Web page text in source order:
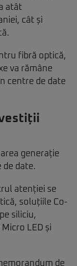
atât
cât și
fibră optică,
va rămâne
centre de date
generație
date.
atenției se
soluțiile Co-
siliciu,
LED și
de